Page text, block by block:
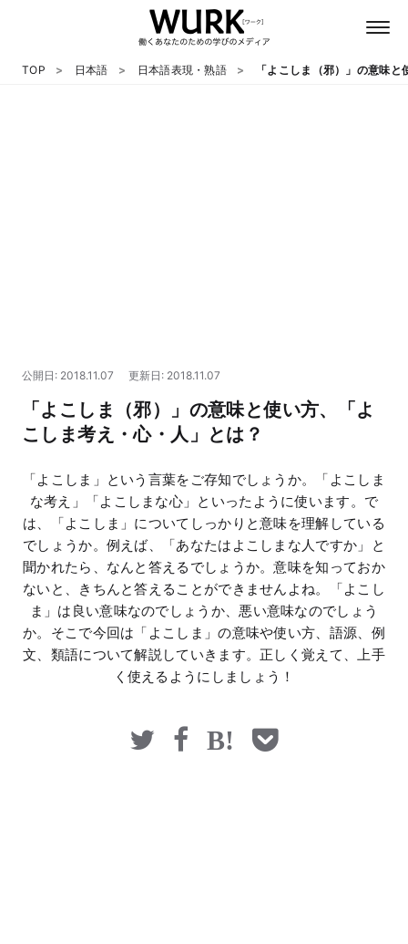
マネー
TOP 日本語 日本語表現・熟語 「よこしま（邪）」の意味
公開日: 2018.11.07 更新日: 2018.11.07
「よこしま（邪）」の意味と使い方、「よ
こしま考え・心・人」とは？
「よこしま」という言葉をご存知でしょうか。「よこしま
な考え」「よこしまな心」といったように使います。で
は、「よこしま」についてしっかりと意味を理解している
でしょうか。例えば、「あなたはよこしまな人ですか」と
聞かれたら、なんと答えるでしょうか。意味を知っておか
ないと、きちんと答えることができませんよね。「よこし
ま」は良い意味なのでしょうか、悪い意味なのでしょう
か。そこで今回は「よこしま」の意味や使い方、語源、例
文、類語について解説していきます。正しく覚えて、上手
く使えるようにしましょう！